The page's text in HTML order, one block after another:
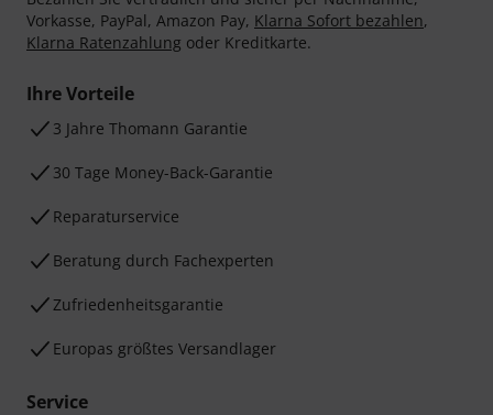
Vorkasse, PayPal, Amazon Pay, Klarna Sofort bezahlen,
Klarna Ratenzahlung oder Kreditkarte.
Ihre Vorteile
3 Jahre Thomann Garantie
30 Tage Money-Back-Garantie
Reparaturservice
Beratung durch Fachexperten
Zufriedenheitsgarantie
Europas größtes Versandlager
Service